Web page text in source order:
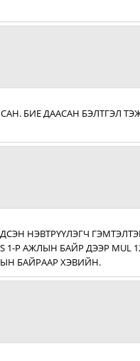
БИЕ ДААСАН БЭЛТГЭЛ
НЭВТРҮҮЛЭГЧ
1-Р АЖЛЫН БАЙР ДЭЭР MUL
БАЙРААР ХЭВИЙН.